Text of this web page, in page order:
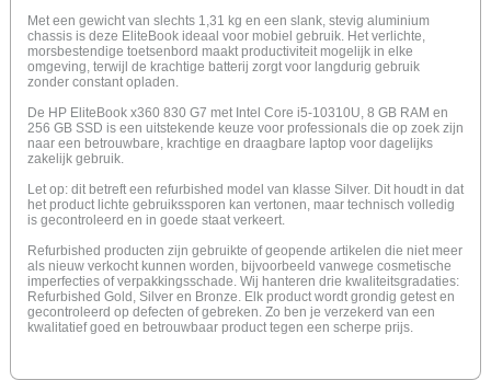
Met een gewicht van slechts 1,31 kg en een slank, stevig aluminium
chassis is deze EliteBook ideaal voor mobiel gebruik. Het verlichte,
morsbestendige toetsenbord maakt productiviteit mogelijk in elke
omgeving, terwijl de krachtige batterij zorgt voor langdurig gebruik
zonder constant opladen.
De HP EliteBook x360 830 G7 met Intel Core i5-10310U, 8 GB RAM en
256 GB SSD is een uitstekende keuze voor professionals die op zoek zijn
naar een betrouwbare, krachtige en draagbare laptop voor dagelijks
zakelijk gebruik.
Let op: dit betreft een refurbished model van klasse Silver. Dit houdt in dat
het product lichte gebruikssporen kan vertonen, maar technisch volledig
is gecontroleerd en in goede staat verkeert.
Refurbished producten zijn gebruikte of geopende artikelen die niet meer
als nieuw verkocht kunnen worden, bijvoorbeeld vanwege cosmetische
imperfecties of verpakkingsschade. Wij hanteren drie kwaliteitsgradaties:
Refurbished Gold, Silver en Bronze. Elk product wordt grondig getest en
gecontroleerd op defecten of gebreken. Zo ben je verzekerd van een
kwalitatief goed en betrouwbaar product tegen een scherpe prijs.